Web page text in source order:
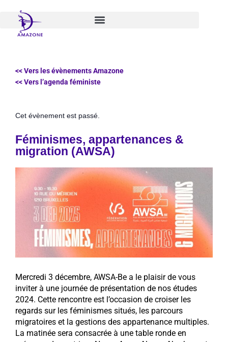
contenu
<< Vers les évènements Amazone
<< Vers l’agenda féministe
Cet évènement est passé.
Féminismes, appartenances &
migration (AWSA)
Mercredi 3 décembre, AWSA-Be a le plaisir de vous
inviter à une journée de présentation de nos études
2024. Cette rencontre est l’occasion de croiser les
regards sur les féminismes situés, les parcours
migratoires et la gestions des appartenance multiples.
La matinée sera consacrée à une table ronde en